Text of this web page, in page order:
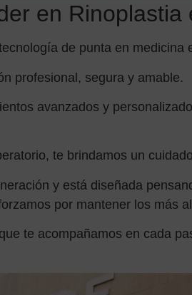
en Rinoplastia
de punta en medicina
profesional, segura y amable.
avanzados y
te brindamos un
y está diseñada
por mantener los más
te acompañamos en cada